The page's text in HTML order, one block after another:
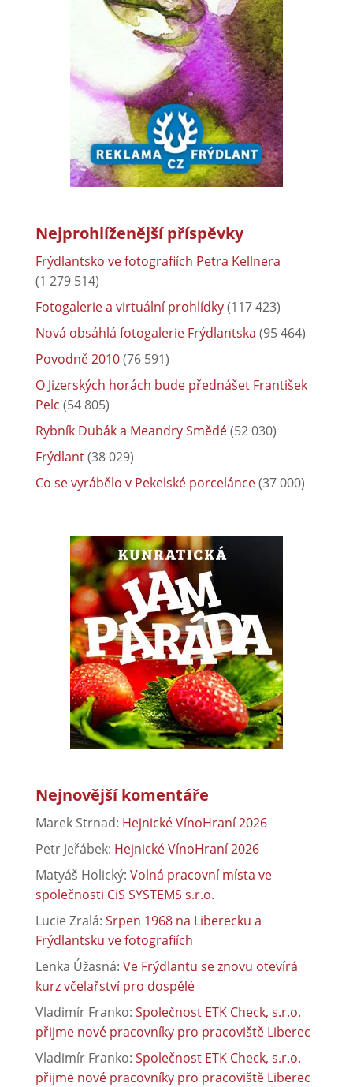
Nejprohlíženější příspěvky
Frýdlantsko ve fotografiích Petra Kellnera
(1 279 514)
Fotogalerie a virtuální prohlídky(117 423)
Nová obsáhlá fotogalerie Frýdlantska (95 464)
Povodně 2010(76 591)
O Jizerských horách bude přednášet František
Pelc (54 805)
Rybník Dubák a Meandry Smědé(52 030)
Frýdlant(38 029)
Co se vyrábělo v Pekelské porcelánce(37 000)
Nejnovější komentáře
Marek Strnad: Hejnické VínoHraní 2026
Petr Jeřábek: Hejnické VínoHraní 2026
Matyáš Holický: Volná pracovní místa ve
společnosti CiS SYSTEMS s.r.o.
Lucie Zralá: Srpen 1968 na Liberecku a
Frýdlantsku ve fotografiích
Lenka Úžasná: Ve Frýdlantu se znovu otevírá
kurz včelařství pro dospělé
Vladimír Franko: Společnost ETK Check, s.r.o.
přijme nové pracovníky pro pracoviště Liberec
Vladimír Franko: Společnost ETK Check, s.r.o.
přijme nové pracovníky pro pracoviště Liberec